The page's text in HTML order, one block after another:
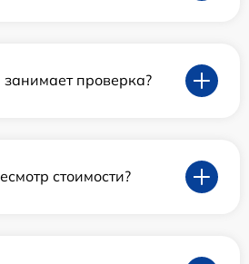
проверка?
стоимости?